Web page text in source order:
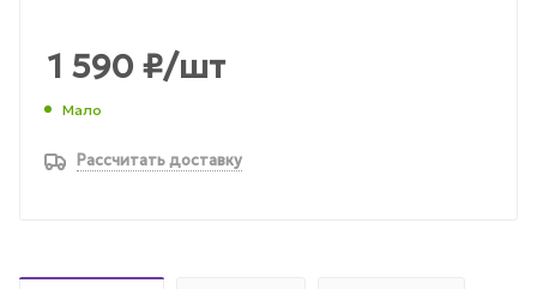
1 590 ₽/шт
Мало
Рассчитать доставку